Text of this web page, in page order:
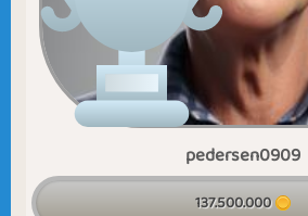
pedersen0909
137.500.000